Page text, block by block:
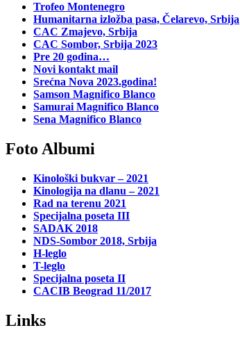
Trofeo Montenegro
Humanitarna izložba pasa, Čelarevo, Srbija
CAC Zmajevo, Srbija
CAC Sombor, Srbija 2023
Pre 20 godina…
Novi kontakt mail
Srećna Nova 2023.godina!
Samson Magnifico Blanco
Samurai Magnifico Blanco
Sena Magnifico Blanco
Foto Albumi
Kinološki bukvar – 2021
Kinologija na dlanu – 2021
Rad na terenu 2021
Specijalna poseta III
SADAK 2018
NDS-Sombor 2018, Srbija
H-leglo
T-leglo
Specijalna poseta II
CACIB Beograd 11/2017
Links